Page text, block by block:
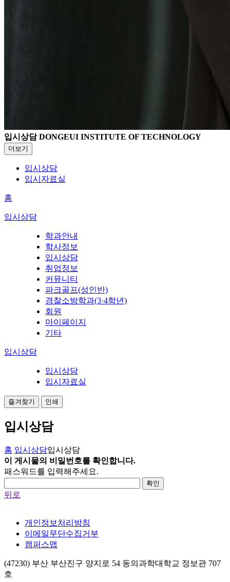
입시상담DONGEUI INSTITUTE OF TECHNOLOGY
더보기
입시상담
입시자료실
홈
입시상담
학과안내
학사정보
입시상담
취업정보
커뮤니티
파크골프(성인반)
경찰소방학과(3·4학년)
회원
마이페이지
기타
입시상담
입시상담
입시자료실
즐겨찾기 인쇄
입시상담
홈 입시상담입시상담
이 게시물의 비밀번호를 확인합니다.
패스워드를 입력해주세요.
확인
뒤로
개인정보처리방침
이메일무단수집거부
캠퍼스맵
(47230) 부산 부산진구 양지로 54 동의과학대학교 정보관 707
호